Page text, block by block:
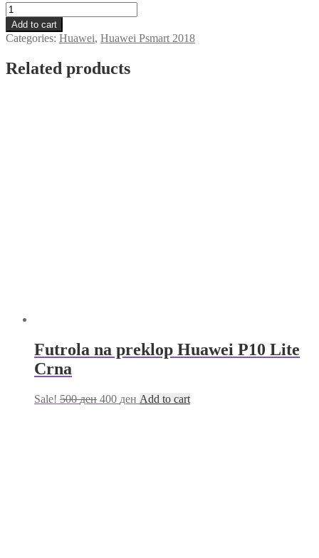
Futrola
na
preklop
Huawei
2018
Add to cart
Categories: Huawei, Huawei Psmart 2018
Related products
Futrola na preklop Huawei P10 Lite
Crna
Sale! 500ден 400 ден Add to cart